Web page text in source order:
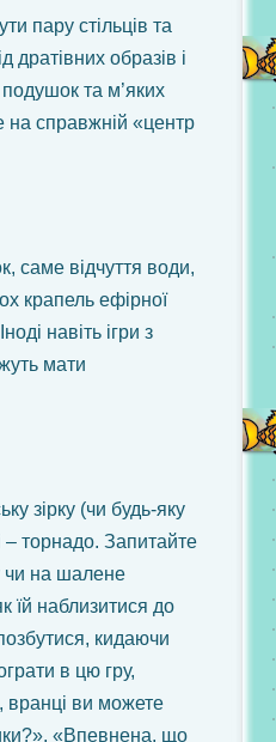
пару стільців та
образів і
та м’яких
на справжній «центр
саме відчуття води,
крапель ефірної
навіть ігри з
мати
зірку (чи будь-яку
– торнадо. Запитайте
чи на шалене
їй наблизитися до
кидаючи
в цю гру,
вранці ви можете
«Впевнена, що